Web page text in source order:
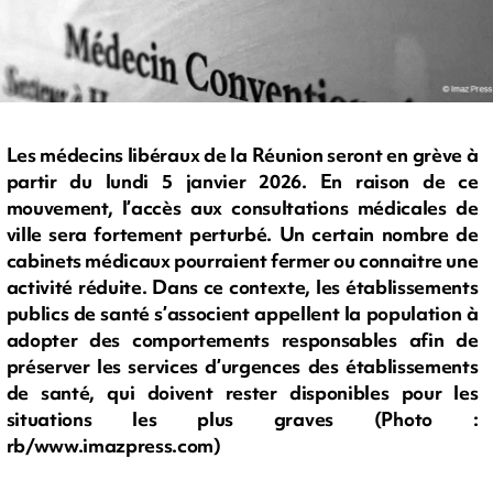
Les médecins libéraux de la Réunion seront en grève à
partir du lundi 5 janvier 2026. En raison de ce
mouvement, l’accès aux consultations médicales de
ville sera fortement perturbé. Un certain nombre de
cabinets médicaux pourraient fermer ou connaitre une
activité réduite. Dans ce contexte, les établissements
publics de santé s’associent appellent la population à
adopter des comportements responsables afin de
préserver les services d’urgences des établissements
de santé, qui doivent rester disponibles pour les
situations les plus graves (Photo :
rb/www.imazpress.com)